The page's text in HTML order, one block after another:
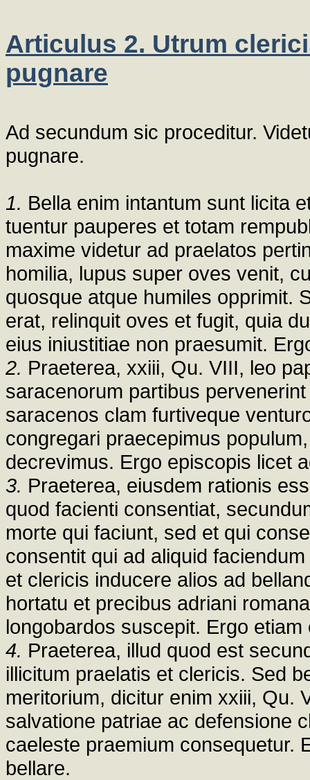
Articulus 2. Utrum
pugnare
Ad secundum sic proceditur.
pugnare.
1. Bella enim intantum sunt licita
tuentur pauperes et totam
maxime videtur ad praelatos
homilia, lupus super oves venit,
quosque atque humiles opprimit.
erat, relinquit oves et fugit, quia
eius iniustitiae non praesumit.
2. Praeterea, xxiii, Qu. VIII, leo
saracenorum partibus
saracenos clam furtiveque
congregari praecepimus
decrevimus. Ergo episcopis licet
3. Praeterea, eiusdem rationis
quod facienti consentiat,
morte qui faciunt, sed et qui
consentit qui ad aliquid
et clericis inducere alios ad
hortatu et precibus adriani
longobardos suscepit. Ergo
4. Praeterea, illud quod est
illicitum praelatis et clericis. Sed
meritorium, dicitur enim xxiii, Qu.
salvatione patriae ac defensione
caeleste praemium consequetur.
bellare.